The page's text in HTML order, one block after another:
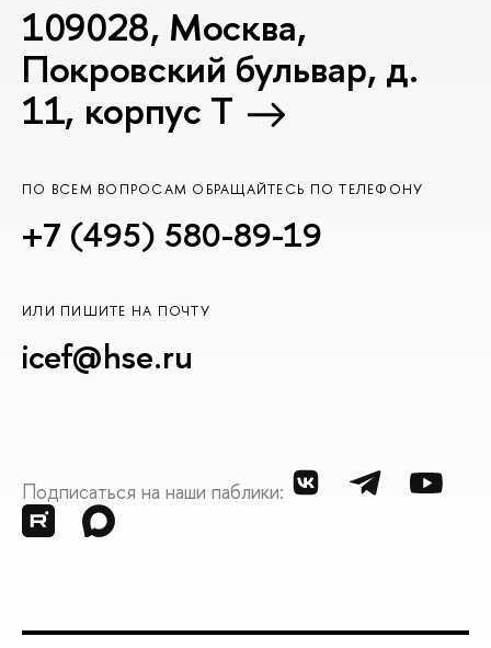
109028, Москва,
Покровский бульвар, д.
11, корпус T
ПО ВСЕМ ВОПРОСАМ ОБРАЩАЙТЕСЬ ПО ТЕЛЕФОНУ
+7 (495) 580-89-19
ИЛИ ПИШИТЕ НА ПОЧТУ
icef@hse.ru
Подписаться на наши паблики: